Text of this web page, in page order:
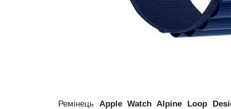
Ремінець Apple Watch Alpine Loop